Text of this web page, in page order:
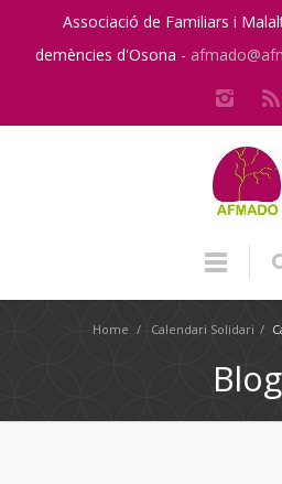
Associació de Familiars i
demències d'Osona -
Home / Calendari Solidari /
Blog